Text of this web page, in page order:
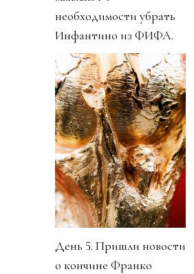
необходимости убрать
Инфантино из ФИФА.
День 5. Пришли новости
о кончине Франко